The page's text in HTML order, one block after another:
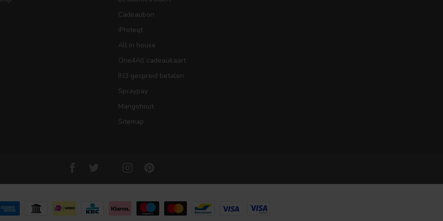
Cadeaubon
iProteqt
All in house
One4All cadeaukaart
IN3 gespreid betalen
Spraypay
Mangohout
Sitemap